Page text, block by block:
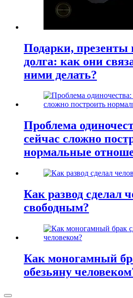
Подарки, презенты
долга: как они
ними делать?
Проблема
сейчас сложно
нормальные
Как развод сделал
свободным?
Как моногамный
обезьяну